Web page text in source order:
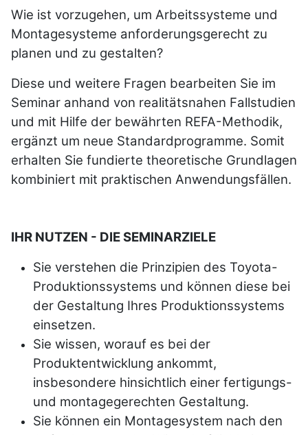
Wie ist vorzugehen, um Arbeitssysteme und
Montagesysteme anforderungsgerecht zu
planen und zu gestalten?
Diese und weitere Fragen bearbeiten Sie im
Seminar anhand von realitätsnahen Fallstudien
und mit Hilfe der bewährten REFA-Methodik,
ergänzt um neue Standardprogramme. Somit
erhalten Sie fundierte theoretische Grundlagen
kombiniert mit praktischen Anwendungsfällen.
IHR NUTZEN - DIE SEMINARZIELE
Sie verstehen die Prinzipien des Toyota-
Produktionssystems und können diese bei
der Gestaltung Ihres Produktionssystems
einsetzen.
Sie wissen, worauf es bei der
Produktentwicklung ankommt,
insbesondere hinsichtlich einer fertigungs-
und montagegerechten Gestaltung.
Sie können ein Montagesystem nach den